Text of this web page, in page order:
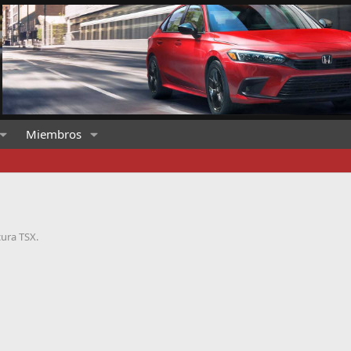
Miembros
TSX.